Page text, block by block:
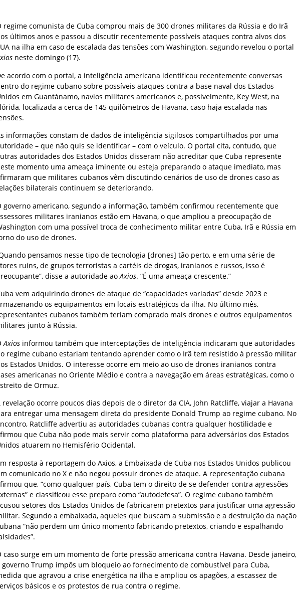
regime comunista de Cuba comprou mais de 300 drones militares da Rússia e do Irã
últimos anos e passou a discutir recentemente possíveis ataques contra alvos dos
na ilha em caso de escalada das tensões com Washington, segundo revelou o portal
neste domingo (17).
acordo com o portal, a inteligência americana identificou recentemente conversas
do regime cubano sobre possíveis ataques contra a base naval dos Estados
em Guantánamo, navios militares americanos e, possivelmente, Key West, na
localizada a cerca de 145 quilômetros de Havana, caso haja escalada nas
informações constam de dados de inteligência sigilosos compartilhados por uma
– que não quis se identificar – com o veículo. O portal cita, contudo, que
autoridades dos Estados Unidos disseram não acreditar que Cuba represente
momento uma ameaça iminente ou esteja preparando o ataque imediato, mas
que militares cubanos vêm discutindo cenários de uso de drones caso as
bilaterais continuem se deteriorando.
governo americano, segundo a informação, também confirmou recentemente que
militares iranianos estão em Havana, o que ampliou a preocupação de
com uma possível troca de conhecimento militar entre Cuba, Irã e Rússia em
do uso de drones.
pensamos nesse tipo de tecnologia [drones] tão perto, e em uma série de
ruins, de grupos terroristas a cartéis de drogas, iranianos e russos, isso é
disse a autoridade aoAxios. “É uma ameaça crescente.”
vem adquirindo drones de ataque de “capacidades variadas” desde 2023 e
os equipamentos em locais estratégicos da ilha. No último mês,
cubanos também teriam comprado mais drones e outros equipamentos
junto à Rússia.
Axios informou também que interceptações de inteligência indicaram que autoridades
regime cubano estariam tentando aprender como o Irã tem resistido à pressão militar
Estados Unidos. O interesse ocorre em meio ao uso de drones iranianos contra
americanas no Oriente Médio e contra a navegação em áreas estratégicas, como o
de Ormuz.
revelação ocorre poucos dias depois de o diretor da CIA, John Ratcliffe, viajar a Havana
entregar uma mensagem direta do presidente Donald Trump ao regime cubano. No
Ratcliffe advertiu as autoridades cubanas contra qualquer hostilidade e
que Cuba não pode mais servir como plataforma para adversários dos Estados
atuarem no Hemisfério Ocidental.
resposta à reportagem do Axios, a Embaixada de Cuba nos Estados Unidos publicou
comunicado no X e não negou possuir drones de ataque. A representação cubana
que, “como qualquer país, Cuba tem o direito de se defender contra agressões
e classificou esse preparo como “autodefesa”. O regime cubano também
setores dos Estados Unidos de fabricarem pretextos para justificar uma agressão
Segundo a embaixada, aqueles que buscam a submissão e a destruição da nação
“não perdem um único momento fabricando pretextos, criando e espalhando
caso surge em um momento de forte pressão americana contra Havana. Desde janeiro,
governo Trump impôs um bloqueio ao fornecimento de combustível para Cuba,
que agravou a crise energética na ilha e ampliou os apagões, a escassez de
básicos e os protestos de rua contra o regime.